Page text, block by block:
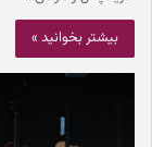
بیشتر بخوانید »